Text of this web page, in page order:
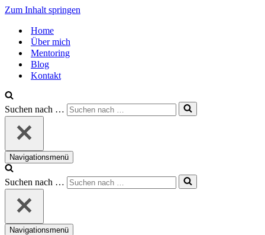
Zum Inhalt springen
Home
Über mich
Mentoring
Blog
Kontakt
Suchen nach …
Navigationsmenü
Suchen nach …
Navigationsmenü